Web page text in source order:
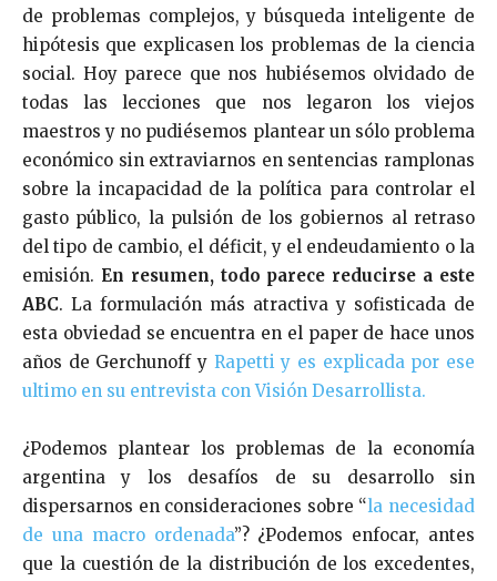
de problemas complejos, y búsqueda inteligente de
hipótesis que explicasen los problemas de la ciencia
social. Hoy parece que nos hubiésemos olvidado de
todas las lecciones que nos legaron los viejos
maestros y no pudiésemos plantear un sólo problema
económico sin extraviarnos en sentencias ramplonas
sobre la incapacidad de la política para controlar el
gasto público, la pulsión de los gobiernos al retraso
del tipo de cambio, el déficit, y el endeudamiento o la
emisión. En resumen, todo parece reducirse a este
ABC. La formulación más atractiva y sofisticada de
esta obviedad se encuentra en el paper de hace unos
años de Gerchunoff y Rapetti y es explicada por ese
ultimo en su entrevista con Visión Desarrollista.
¿Podemos plantear los problemas de la economía
argentina y los desafíos de su desarrollo sin
dispersarnos en consideraciones sobre “la necesidad
de una macro ordenada”? ¿Podemos enfocar, antes
que la cuestión de la distribución de los excedentes,